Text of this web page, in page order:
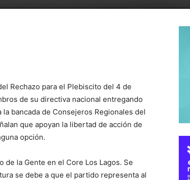
Rechazo para el Plebiscito del 4 de
de su directiva nacional entregando
bancada de Consejeros Regionales del
que apoyan la libertad de acción de
opción.
la Gente en el Core Los Lagos. Se
se debe a que el partido representa al